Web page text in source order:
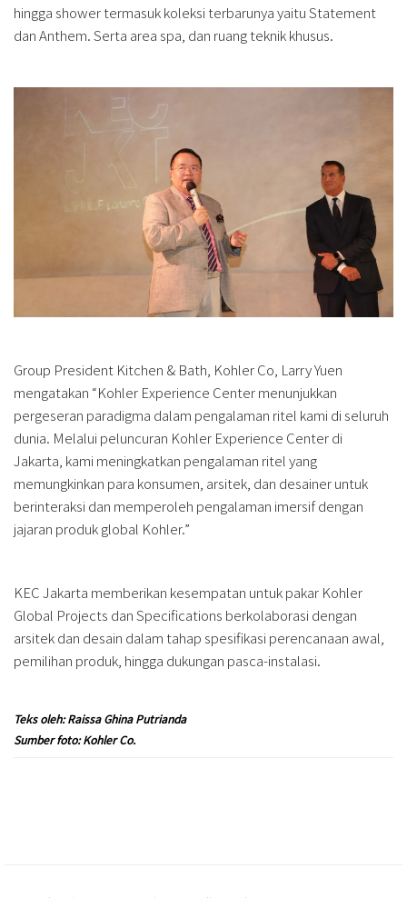
hingga shower termasuk koleksi terbarunya yaitu Statement
dan Anthem. Serta area spa, dan ruang teknik khusus.
Group President Kitchen & Bath, Kohler Co, Larry Yuen
mengatakan “Kohler Experience Center menunjukkan
pergeseran paradigma dalam pengalaman ritel kami di seluruh
dunia. Melalui peluncuran Kohler Experience Center di
Jakarta, kami meningkatkan pengalaman ritel yang
memungkinkan para konsumen, arsitek, dan desainer untuk
berinteraksi dan memperoleh pengalaman imersif dengan
jajaran produk global Kohler.”
KEC Jakarta memberikan kesempatan untuk pakar Kohler
Global Projects dan Specifications berkolaborasi dengan
arsitek dan desain dalam tahap spesifikasi perencanaan awal,
pemilihan produk, hingga dukungan pasca-instalasi.
Teks oleh: Raissa Ghina Putrianda
Sumber foto: Kohler Co.